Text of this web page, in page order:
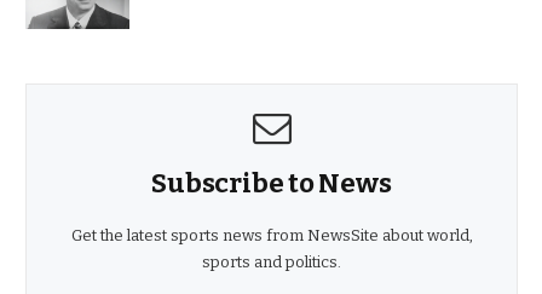
Subscribe to News
Get the latest sports news from NewsSite about world,
sports and politics.